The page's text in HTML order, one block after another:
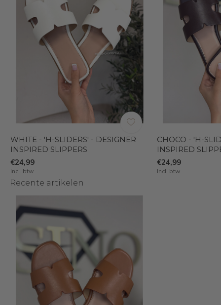
WHITE - 'H-SLIDERS' - DESIGNER
INSPIRED SLIPPERS
€24,99
Incl. btw
CHOCO - 'H-
INSPIRED
€24,99
Incl. btw
Recente artikelen